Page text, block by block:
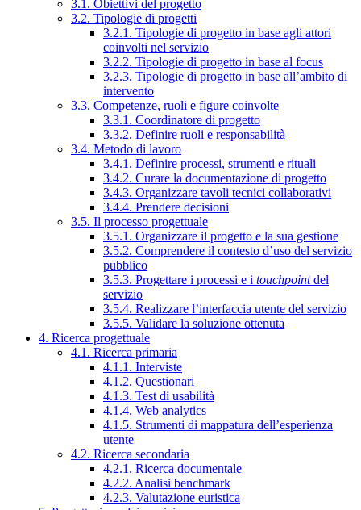
3.1. Obiettivi del progetto
3.2. Tipologie di progetti
3.2.1. Tipologie di progetto in base agli attori
coinvolti nel servizio
3.2.2. Tipologie di progetto in base al focus
3.2.3. Tipologie di progetto in base all’ambito di
intervento
3.3. Competenze, ruoli e figure coinvolte
3.3.1. Coordinatore di progetto
3.3.2. Definire ruoli e responsabilità
3.4. Metodo di lavoro
3.4.1. Definire processi, strumenti e rituali
3.4.2. Curare la documentazione di progetto
3.4.3. Organizzare tavoli tecnici collaborativi
3.4.4. Prendere decisioni
3.5. Il processo progettuale
3.5.1. Organizzare il progetto e la sua gestione
3.5.2. Comprendere il contesto d’uso del servizio
pubblico
3.5.3. Progettare i processi e i touchpointdel
servizio
3.5.4. Realizzare l’interfaccia utente del servizio
3.5.5. Validare la soluzione ottenuta
4. Ricerca progettuale
4.1. Ricerca primaria
4.1.1. Interviste
4.1.2. Questionari
4.1.3. Test di usabilità
4.1.4. Web analytics
4.1.5. Strumenti di mappatura dell’esperienza
utente
4.2. Ricerca secondaria
4.2.1. Ricerca documentale
4.2.2. Analisi benchmark
4.2.3. Valutazione euristica